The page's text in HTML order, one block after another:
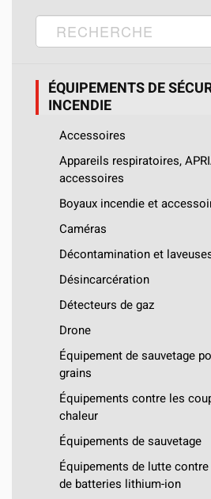
ÉQUIPEMENTS DE
INCENDIE
Accessoires
Appareils respiratoires,
accessoires
Boyaux incendie et
Caméras
Décontamination et
Désincarcération
Détecteurs de gaz
Drone
Équipement de sauvetage
grains
Équipements contre les
chaleur
Équipements de sauvetage
Équipements de lutte
de batteries lithium-ion